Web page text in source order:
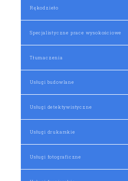
Rękodzieło
Specjalistyczne prace wysokościowe
Tłumaczenia
Usługi budowlane
Usługi detektywistyczne
Usługi drukarskie
Usługi fotograficzne